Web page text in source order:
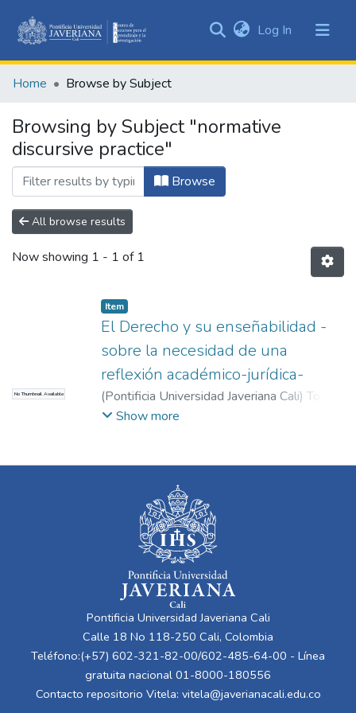
&
All of DSpace
Log In (current)
Home Browse by Subject
Browsing by Subject "normative
discursive practice"
Browse
All browse results
Now showing 1 - 1 of 1
No Thumbnail Available
Item
El Derecho y su enseñabilidad -
sobre la necesidad de una
reflexión académico-jurídica-
(Pontificia Universidad Javeriana Cali) Tovar,
Luis Freddyur
Show more
Pontificia Universidad Javeriana Cali
Calle 18 No 118-250 Cali, Colombia
Teléfono:(+57) 602-321-82-00/602-485-64-00 - Línea
gratuita nacional 01-8000-180556
Contacto repositorio Vitela: vitela@javerianacali.edu.co